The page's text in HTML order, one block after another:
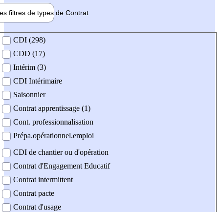
filtres de types de Contrat
contrat
CDI (298)
CDD (17)
Intérim (3)
CDI Intérimaire
Saisonnier
Contrat apprentissage (1)
Cont. professionnalisation
Prépa.opérationnel.emploi
CDI de chantier ou d'opération
Contrat d'Engagement Educatif
Contrat intermittent
Contrat pacte
Contrat d'usage